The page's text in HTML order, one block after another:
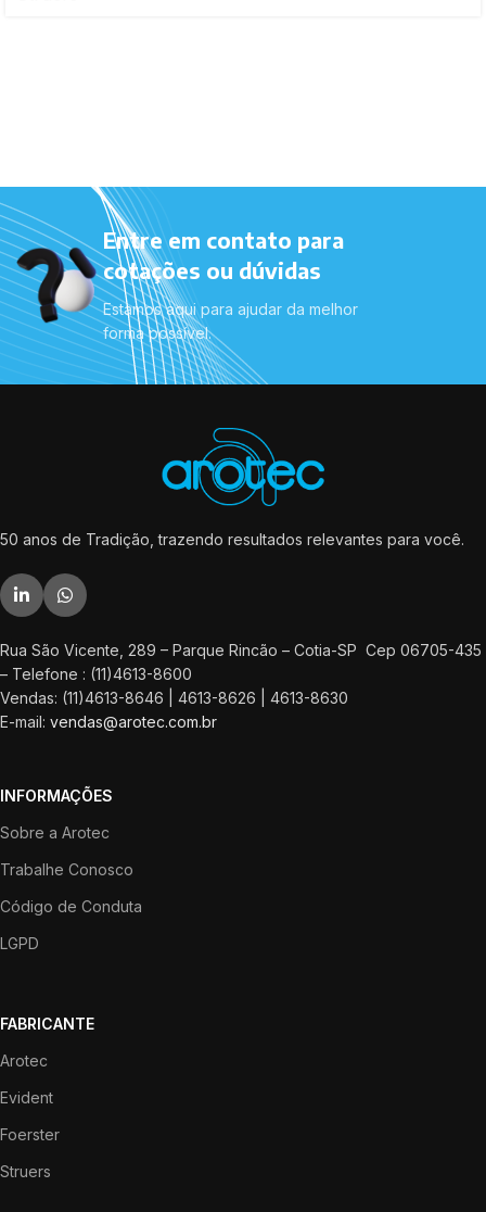
Entre em contato para
cotações ou dúvidas
Estamos aqui para ajudar da melhor
forma possível.
50 anos de Tradição, trazendo resultados relevantes para você.
Rua São Vicente, 289 – Parque Rincão – Cotia-SP Cep 06705-435
– Telefone : (11)4613-8600
Vendas: (11)4613-8646 | 4613-8626 | 4613-8630
E-mail: vendas@arotec.com.br
INFORMAÇÕES
Sobre a Arotec
Trabalhe Conosco
Código de Conduta
LGPD
FABRICANTE
Arotec
Evident
Foerster
Struers